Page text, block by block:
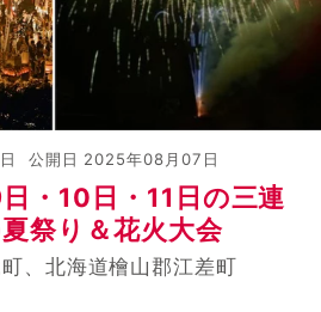
公開日 2025年08月07日
・10日・11日の三連
祭り＆花火大会
、北海道檜山郡江差町